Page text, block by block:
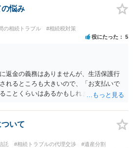
悩み
の相続トラブル #相続税対策
役にたった 5
返金の義務はありませんが、生活保護行
れるところも大きいので、「お支払いで
ことくらいはあるかもしれません。 通報
いと思います。
いて
託 #相続トラブルの代理交渉 #遺産分割